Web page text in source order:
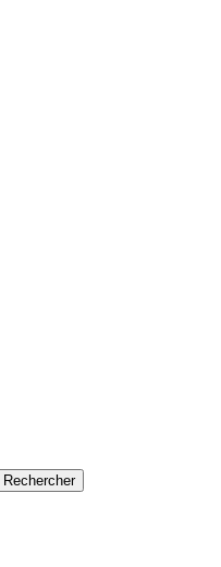
Rechercher